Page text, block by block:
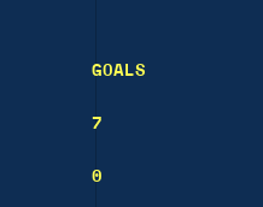
GOALS
7
0